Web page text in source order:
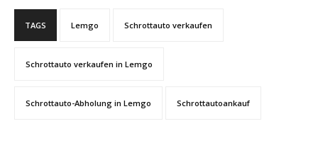
TAGS Lemgo Schrottauto verkaufen
Schrottauto verkaufen in Lemgo
Schrottauto-Abholung in Lemgo Schrottautoankauf